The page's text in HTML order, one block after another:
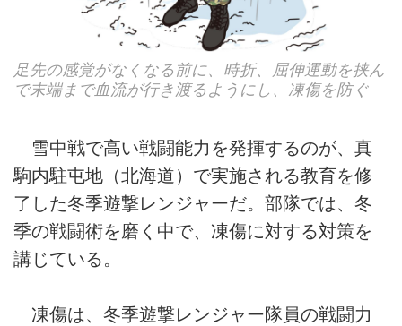
足先の感覚がなくなる前に、時折、屈伸運動を挟ん
で末端まで血流が行き渡るようにし、凍傷を防ぐ
雪中戦で高い戦闘能力を発揮するのが、真
駒内駐屯地（北海道）で実施される教育を修
了した冬季遊撃レンジャーだ。部隊では、冬
季の戦闘術を磨く中で、凍傷に対する対策を
講じている。
凍傷は、冬季遊撃レンジャー隊員の戦闘力